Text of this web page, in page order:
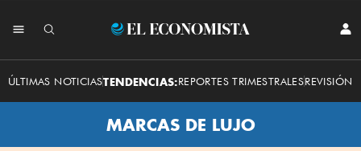
El
Economista
ÚLTIMAS NOTICIASTENDENCIAS:REPORTES TRIMESTRALESREVISIÓN
MARCAS DE LUJO